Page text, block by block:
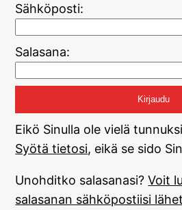
Sähköposti:
Salasana:
Eikö Sinulla ole vielä
Syötä tietosi, eikä se sido
Unohditko salasanasi?Voit
salasanan sähköpostiisi